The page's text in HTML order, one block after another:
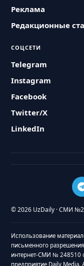
Реклама
Редакционные
СОЦСЕТИ
Telegram
Instagram
Facebook
Twitter/X
LinkedIn
© 2026 UzDaily · СМИ
Использование
письменного
интернет-СМИ № 248510
предприятие Daily